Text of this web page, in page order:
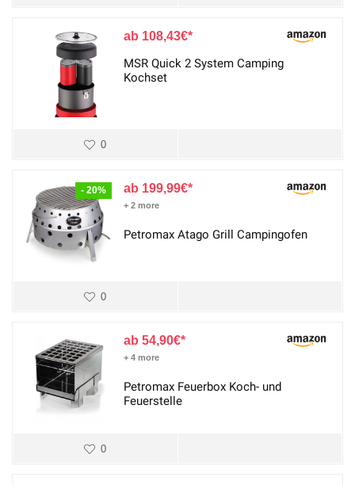
108,43€
MSR Quick 2 System Camping
Kochset
0
- 20% 199,99€
+ 2 more
Petromax Atago Grill Campingofen
0
54,90€
+ 4 more
Petromax Feuerbox Koch- und
Feuerstelle
0